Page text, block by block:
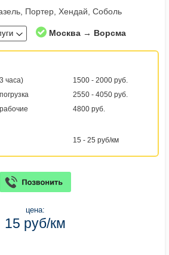
Портер, Хендай, Соболь
Москва → Ворсма
часа)
1500 - 2000 руб.
2550 - 4050 руб.
4800 руб.
15 - 25 руб/км
цена:
15 руб/км